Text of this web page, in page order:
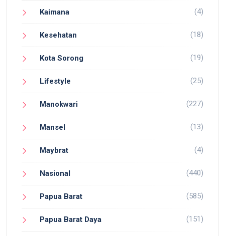
Kaimana (4)
Kesehatan (18)
Kota Sorong (19)
Lifestyle (25)
Manokwari (227)
Mansel (13)
Maybrat (4)
Nasional (440)
Papua Barat (585)
Papua Barat Daya (151)